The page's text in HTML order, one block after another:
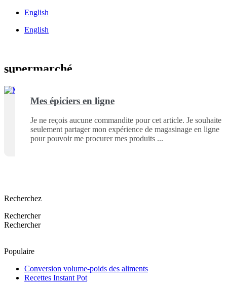
English
English
supermarché
Mes épiciers en ligne
Je ne reçois aucune commandite pour cet article. Je souhaite
seulement partager mon expérience de magasinage en ligne
pour pouvoir me procurer mes produits
Recherchez
Rechercher
Rechercher
Populaire
Conversion volume-poids des aliments
Recettes Instant Pot